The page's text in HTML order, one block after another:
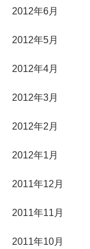
2012年6月
2012年5月
2012年4月
2012年3月
2012年2月
2012年1月
2011年12月
2011年11月
2011年10月